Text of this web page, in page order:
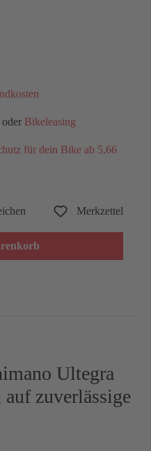
oder Bikeleasing
für dein Bike ab 5,66
Merkzettel
Ultegra
zuverlässige